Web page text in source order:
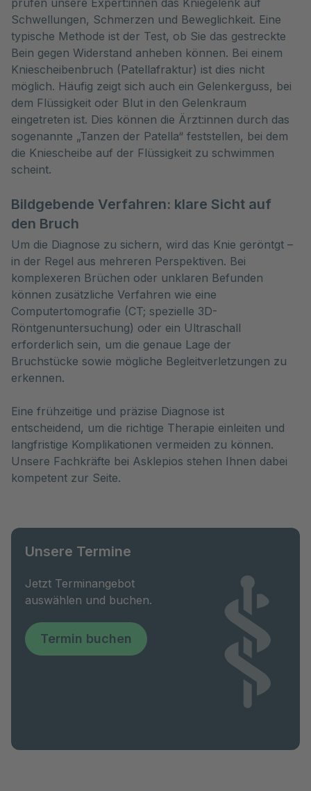
prüfen unsere Expert:innen das Kniegelenk auf
Schwellungen, Schmerzen und Beweglichkeit. Eine
typische Methode ist der Test, ob Sie das gestreckte
Bein gegen Widerstand anheben können. Bei einem
Kniescheibenbruch (Patellafraktur) ist dies nicht
möglich. Häufig zeigt sich auch ein Gelenkerguss, bei
dem Flüssigkeit oder Blut in den Gelenkraum
eingetreten ist. Dies können die Ärzt:innen durch das
sogenannte „Tanzen der Patella“ feststellen, bei dem
die Kniescheibe auf der Flüssigkeit zu schwimmen
scheint.
Bildgebende Verfahren: klare Sicht auf
den Bruch
Um die Diagnose zu sichern, wird das Knie geröntgt –
in der Regel aus mehreren Perspektiven. Bei
komplexeren Brüchen oder unklaren Befunden
können zusätzliche Verfahren wie eine
Computertomografie (CT; spezielle 3D-
Röntgenuntersuchung) oder ein Ultraschall
erforderlich sein, um die genaue Lage der
Bruchstücke sowie mögliche Begleitverletzungen zu
erkennen.
Eine frühzeitige und präzise Diagnose ist
entscheidend, um die richtige Therapie einleiten und
langfristige Komplikationen vermeiden zu können.
Unsere Fachkräfte bei Asklepios stehen Ihnen dabei
kompetent zur Seite.
Unsere Termine
Jetzt Terminangebot
auswählen und buchen.
Termin buchen